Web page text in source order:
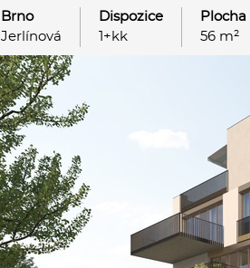
Brno Dispozice
Plocha
Jerlínová
1+kk 56 m²